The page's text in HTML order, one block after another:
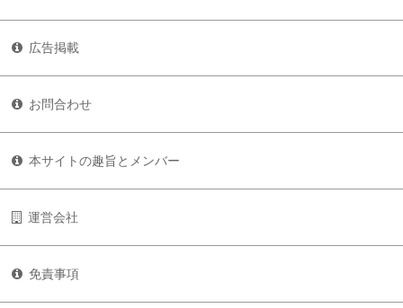
広告掲載
お問合わせ
本サイトの趣旨とメンバー
運営会社
免責事項